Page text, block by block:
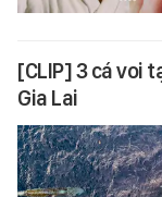
[CLIP] 3 cá voi
Gia Lai